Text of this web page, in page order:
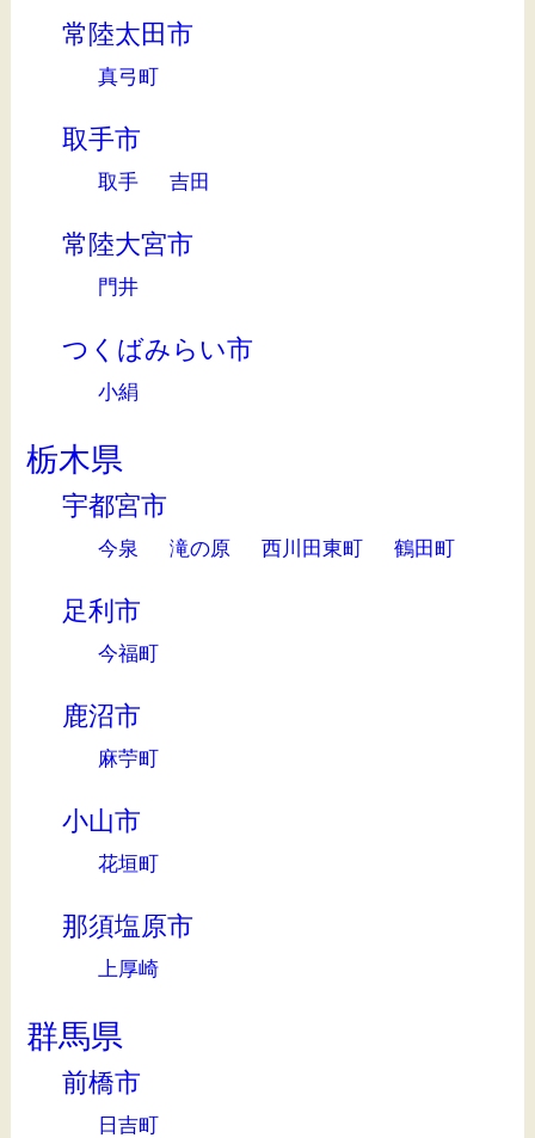
常陸太田市
真弓町
取手市
取手 吉田
常陸大宮市
門井
つくばみらい市
小絹
栃木県
宇都宮市
今泉 滝の原 西川田東町 鶴田町
足利市
今福町
鹿沼市
麻苧町
小山市
花垣町
那須塩原市
上厚崎
群馬県
前橋市
日吉町